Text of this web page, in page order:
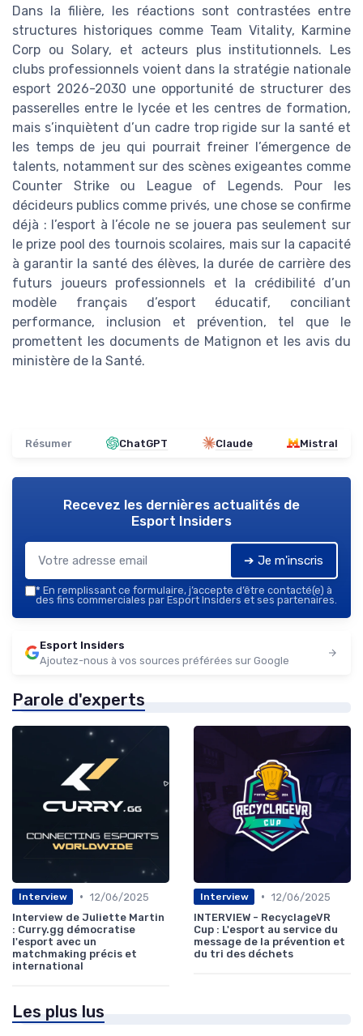
Dans la filière, les réactions sont contrastées entre
structures historiques comme Team Vitality, Karmine
Corp ou Solary, et acteurs plus institutionnels. Les
clubs professionnels voient dans la stratégie nationale
esport 2026-2030 une opportunité de structurer des
passerelles entre le lycée et les centres de formation,
mais s’inquiètent d’un cadre trop rigide sur la santé et
les temps de jeu qui pourrait freiner l’émergence de
talents, notamment sur des scènes exigeantes comme
Counter Strike ou League of Legends. Pour les
décideurs publics comme privés, une chose se confirme
déjà : l’esport à l’école ne se jouera pas seulement sur
le prize pool des tournois scolaires, mais sur la capacité
à garantir la santé des élèves, la durée de carrière des
futurs joueurs professionnels et la crédibilité d’un
modèle français d’esport éducatif, conciliant
performance, inclusion et prévention, tel que le
promettent les documents de Matignon et les avis du
ministère de la Santé.
Résumer ChatGPT Claude Mistral
Recevez les dernières actualités de
Esport Insiders
➔ Je m'inscris
* En remplissant ce formulaire, j’accepte d’être contacté(e) à
des fins commerciales par Esport Insiders et ses partenaires.
Esport Insiders
Ajoutez-nous à vos sources préférées sur Google
Parole d'experts
Interview • 12/06/2025
Interview de Juliette Martin
: Curry.gg démocratise
l'esport avec un
matchmaking précis et
international
Interview • 12/06/2025
INTERVIEW - RecyclageVR
Cup : L'esport au service du
message de la prévention et
du tri des déchets
Les plus lus